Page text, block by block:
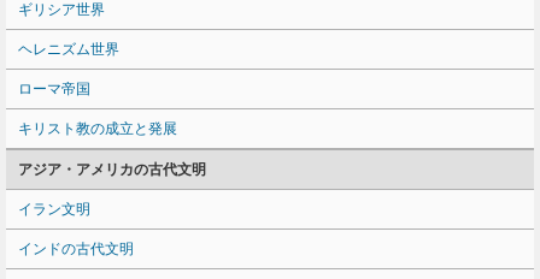
ギリシア世界
ヘレニズム世界
ローマ帝国
キリスト教の成立と発展
アジア・アメリカの古代文明
イラン文明
インドの古代文明